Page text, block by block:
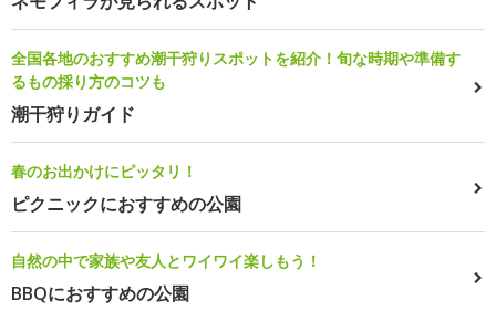
全国各地のおすすめ潮干狩りスポットを紹介！旬な時期や準備す
るもの採り方のコツも
潮干狩りガイド
春のお出かけにピッタリ！
ピクニックにおすすめの公園
自然の中で家族や友人とワイワイ楽しもう！
BBQにおすすめの公園